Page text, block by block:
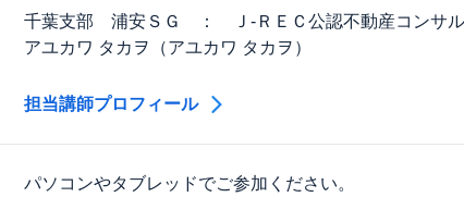
千葉支部 浦安ＳＧ ： Ｊ‐ＲＥＣ公認不動産コンサ
アユカワ タカヲ（アユカワ タカヲ）
担当講師プロフィール
パソコンやタブレッドでご参加ください。